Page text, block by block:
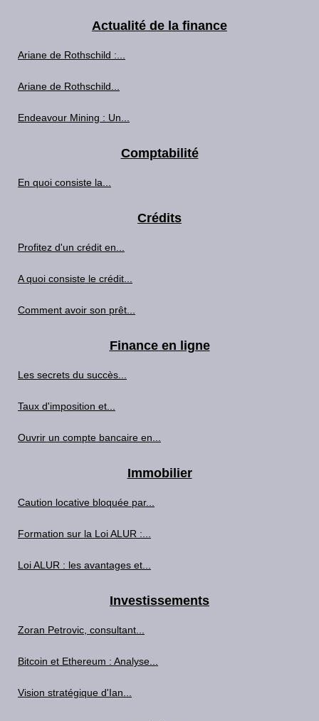
Actualité de la finance
Ariane de Rothschild :...
Ariane de Rothschild...
Endeavour Mining : Un...
Comptabilité
En quoi consiste la...
Crédits
Profitez d'un crédit en...
A quoi consiste le crédit...
Comment avoir son prêt...
Finance en ligne
Les secrets du succès...
Taux d'imposition et...
Ouvrir un compte bancaire en...
Immobilier
Caution locative bloquée par...
Formation sur la Loi ALUR :...
Loi ALUR : les avantages et...
Investissements
Zoran Petrovic, consultant...
Bitcoin et Ethereum : Analyse...
Vision stratégique d'Ian...